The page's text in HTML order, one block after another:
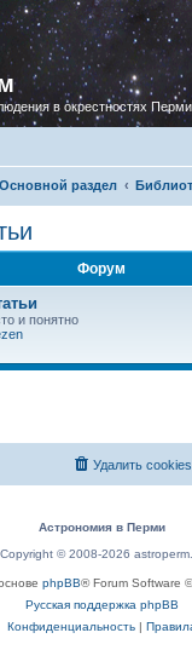
в окрестностях Перми
Основной раздел
Форум
и понятно
Удалить cookies
Астрономия в Перми
Copyright © 2008-2026
phpBB® Forum Software
Русская поддержка phpBB
Конфиденциальность|